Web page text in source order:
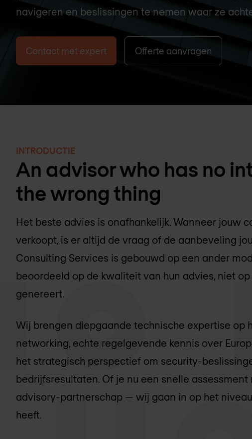
navigeren en beslissingen te nemen waar ze
Contact met expert Offerte aanvragen
INTRODUCTIE
An advisor who has no
the wrong thing
Het beste advies is onafhankelijk. Wanneer jouw
verkoopt, is er altijd de vraag of de aanbeveling
Consulting Services is gebouwd op een ander
beoordeeld op de kwaliteit van hun advies, niet
genereert.
Wij brengen diepgaande technische expertise op
networking, echte regelgevende kennis over
het strategisch perspectief om security-
bedrijfsresultaten. Of je nu een snelle
advisory-partnerschap — wij gaan in op het
heeft.